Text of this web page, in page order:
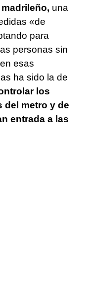
una
«de
para
personas sin
esas
ha sido la de
los
del metro y de
entrada a las